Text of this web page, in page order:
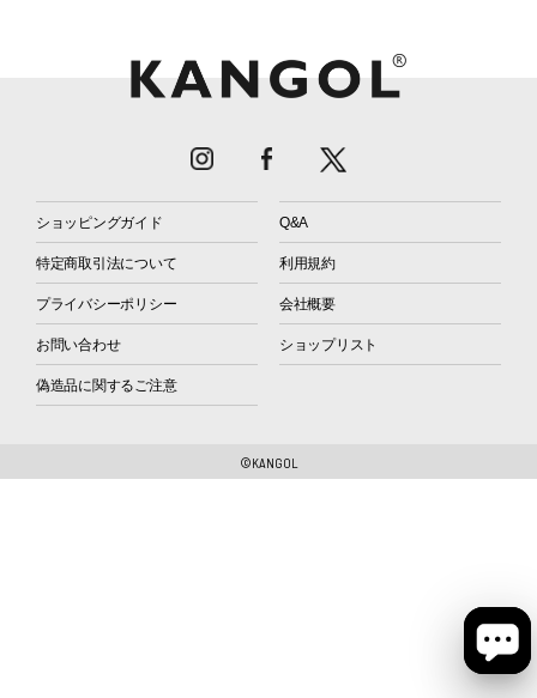
ショッピングガイド Q&A
特定商取引法について 利用規約
プライバシーポリシー 会社概要
お問い合わせ ショップリスト
偽造品に関するご注意
©KANGOL